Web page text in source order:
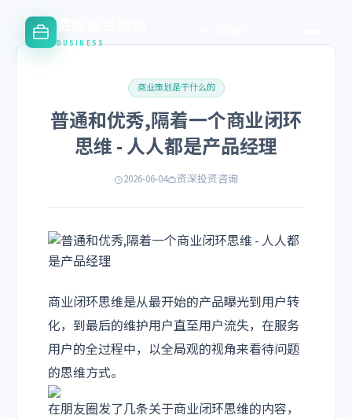
资深投资咨询
BUSINESS
商业策划是干什么的
普通和优秀,隔着一个商业闭环
思维 - 人人都是产品经理
2026-06-04 资深投资咨询
商业闭环思维是从最开始的产品曝光到用户转
化，到最后的维护用户直至用户流失，在服务
用户的全过程中，以全局观的视角来看待问题
的思维方式。
在朋友圈发了几条关于商业闭环思维的内容，